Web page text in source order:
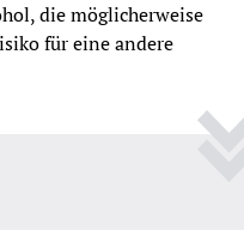
die möglicherweise
für eine andere